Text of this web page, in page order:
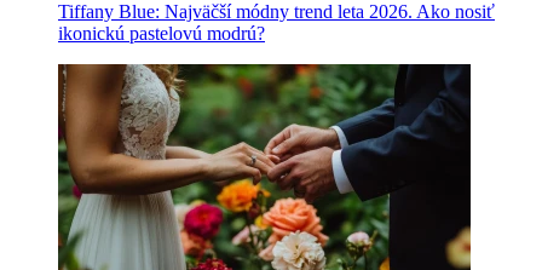
Tiffany Blue: Najväčší módny trend leta 2026. Ako nosiť
ikonickú pastelovú modrú?